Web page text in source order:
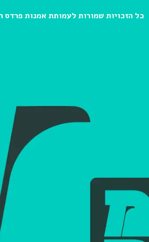
כל הזכויות שמורות לעמותת אמנות פרדס חנה